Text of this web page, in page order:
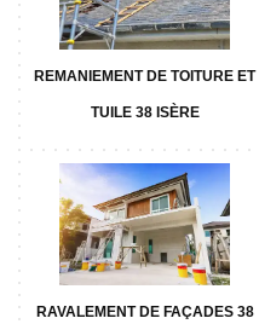
REMANIEMENT DE TOITURE ET
TUILE 38 ISÈRE
RAVALEMENT DE FAÇADES 38